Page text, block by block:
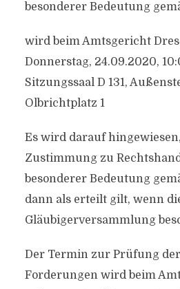
besonderer Bedeutung
wird beim Amtsgericht
Donnerstag, 24.09.2020,
Sitzungssaal D 131,
Olbrichtplatz 1
Es wird darauf
Zustimmung zu
besonderer Bedeutung
dann als erteilt gilt, wenn
Gläubigerversammlung
Der Termin zur Prüfung
Forderungen wird beim